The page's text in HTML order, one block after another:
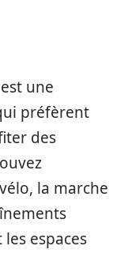
est une
préfèrent
des
la marche
espaces